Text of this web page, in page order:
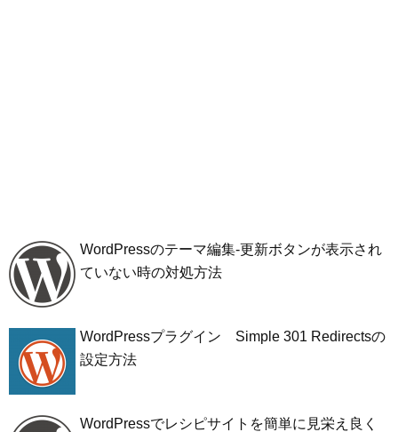
WordPressのテーマ編集-更新ボタンが表示され
ていない時の対処方法
WordPressプラグイン Simple 301 Redirectsの
設定方法
WordPressでレシピサイトを簡単に見栄え良く